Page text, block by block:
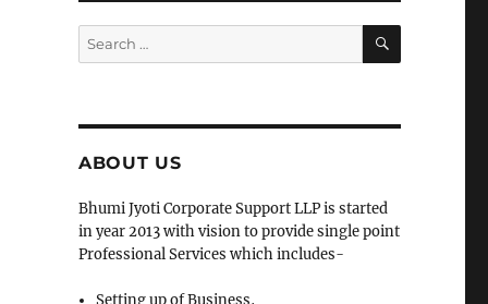
Search
for:
SEARCH
ABOUT US
Bhumi Jyoti Corporate Support LLP is started
in year 2013 with vision to provide single point
Professional Services which includes-
Setting up of Business,